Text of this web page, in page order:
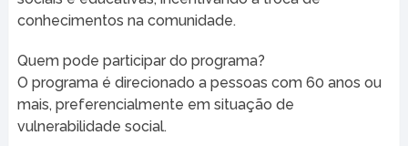
conhecimentos na comunidade.
Quem pode participar do programa?
O programa é direcionado a pessoas com 60 anos ou
mais, preferencialmente em situação de
vulnerabilidade social.